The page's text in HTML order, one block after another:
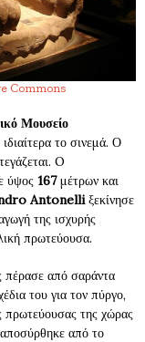
Commons
Μουσείο
το σινεμά. Ο
O
ύψος 167μέτρων και
Antonelliξεκίνησε
της ισχυρής
πρωτεύουσα.
από σαράντα
του για τον πύργο,
πρωτεύουσας της χώρας
από το